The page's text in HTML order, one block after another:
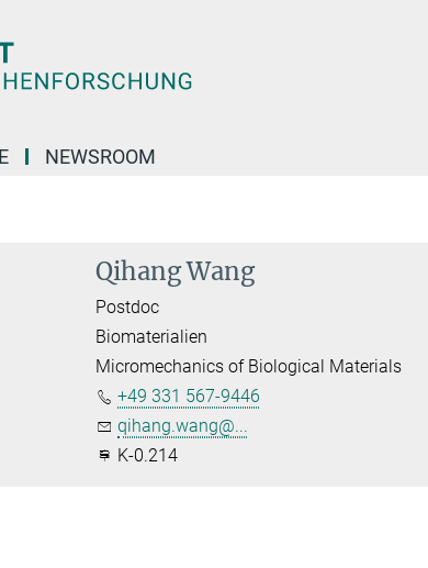
NEWSROOM
Qihang Wang
Postdoc
Biomaterialien
Micromechanics of Biological Materials
+49 331 567-9446
qihang.wang@...
K-0.214